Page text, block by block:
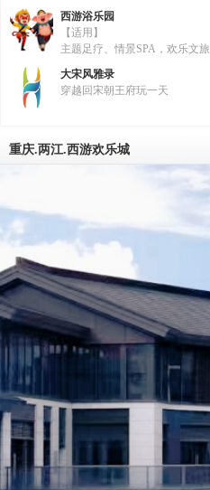
西游浴乐园
【适用】
主题足疗、情景SPA，欢乐文旅
大宋风雅录
穿越回宋朝王府玩一天
重庆.两江.西游欢乐城